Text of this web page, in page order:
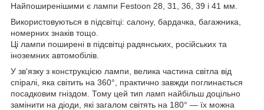
Найпоширенішими є лампи Festoon 28, 31, 36, 39 і 41 мм.
Використовуються в підсвітці: салону, бардачка, багажника,
номерних знаків тощо.
Ці лампи поширені в підсвітці радянських, російських та
іноземних автомобілів.
У зв'язку з конструкцією лампи, велика частина світла від
спіралі, яка світить на 360°, практично завжди поглинається
посадковим гніздом. Тому цей тип ламп найбільш доцільно
замінити на діоди, які загалом світять на 180° — їх можна